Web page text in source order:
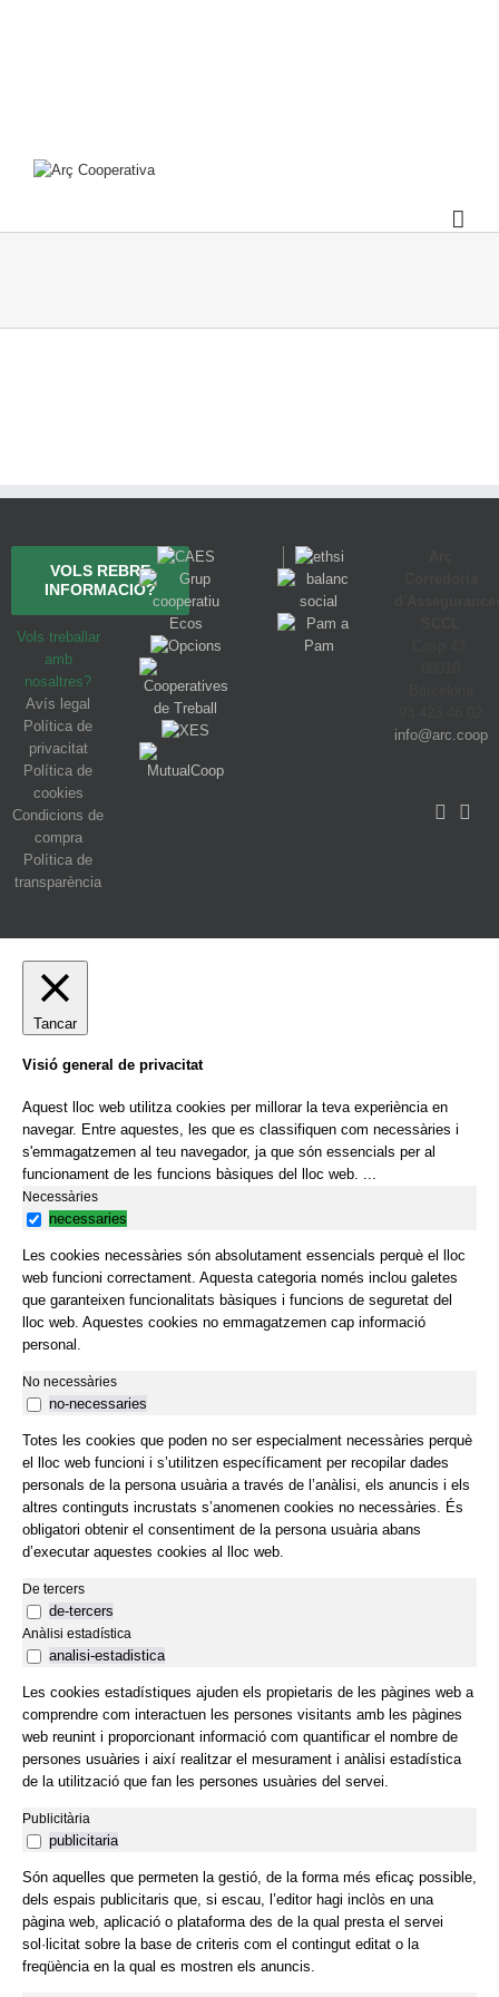
VOLS REBRE
INFORMACIÓ?
Vols treballar
amb
nosaltres?
Avís legal
Política de
privacitat
Política de
cookies
Condicions de
compra
Política de
transparència
info@arc.coop
Tancar
Visió general de privacitat
Aquest lloc web utilitza cookies per millorar la teva experiència en
navegar. Entre aquestes, les que es classifiquen com necessàries i
s'emmagatzemen al teu navegador, ja que són essencials per al
funcionament de les funcions bàsiques del lloc web.
Necessàries
necessaries
Les cookies necessàries són absolutament essencials perquè el lloc
web funcioni correctament. Aquesta categoria només inclou galetes
que garanteixen funcionalitats bàsiques i funcions de seguretat del
lloc web. Aquestes cookies no emmagatzemen cap informació
personal.
No necessàries
no-necessaries
Totes les cookies que poden no ser especialment necessàries perquè
el lloc web funcioni i s’utilitzen específicament per recopilar dades
personals de la persona usuària a través de l’anàlisi, els anuncis i els
altres continguts incrustats s’anomenen cookies no necessàries. És
obligatori obtenir el consentiment de la persona usuària abans
d’executar aquestes cookies al lloc web.
De tercers
de-tercers
Anàlisi estadística
analisi-estadistica
Les cookies estadístiques ajuden els propietaris de les pàgines web a
comprendre com interactuen les persones visitants amb les pàgines
web reunint i proporcionant informació com quantificar el nombre de
persones usuàries i així realitzar el mesurament i anàlisi estadística
de la utilització que fan les persones usuàries del servei.
Publicitària
publicitaria
Són aquelles que permeten la gestió, de la forma més eficaç possible,
dels espais publicitaris que, si escau, l’editor hagi inclòs en una
pàgina web, aplicació o plataforma des de la qual presta el servei
sol·licitat sobre la base de criteris com el contingut editat o la
freqüència en la qual es mostren els anuncis.